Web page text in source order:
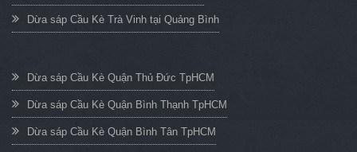
Dừa sáp Cầu Kè Trà Vinh tại Quảng Bình
Dừa sáp Cầu Kè Quận Thủ Đức TpHCM
Dừa sáp Cầu Kè Quận Bình Thạnh TpHCM
Dừa sáp Cầu Kè Quận Bình Tân TpHCM